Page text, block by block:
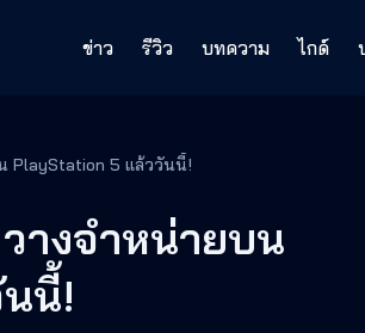
ข่าว รีวิว บทความ ไกด์
PlayStation 5 แล้ววันนี้!
างจำหน่ายบน
นี้!